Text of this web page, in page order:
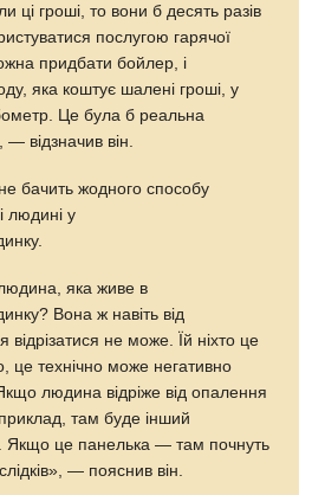
ці гроші, то вони б десять разів
послугою гарячої
придбати бойлер, і
яка коштує шалені гроші, у
Це була б реальна
відзначив він.
бачить жодного способу
людині у
яка живе в
Вона ж навіть від
не може. Їй ніхто це
це технічно може негативно
людина відріже від опалення
там буде інший
Якщо це панелька — там почнуть
— пояснив він.